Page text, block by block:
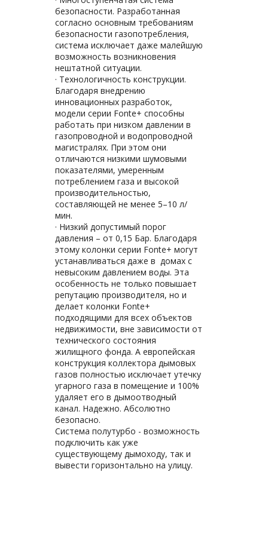
безопасности. Разработанная
согласно основным требованиям
безопасности газопотребления,
система исключает даже малейшую
возможность возникновения
нештатной ситуации.
· Технологичность конструкции.
Благодаря внедрению
инновационных разработок,
модели серии Fonte+ способны
работать при низком давлении в
газопроводной и водопроводной
магистралях. При этом они
отличаются низкими шумовыми
показателями, умеренным
потреблением газа и высокой
производительностью,
составляющей не менее 5–10 л/
мин.
· Низкий допустимый порог
давления – от 0,15 Бар. Благодаря
этому колонки серии Fonte+ могут
устанавливаться даже в домах с
невысоким давлением воды. Эта
особенность не только повышает
репутацию производителя, но и
делает колонки Fonte+
подходящими для всех объектов
недвижимости, вне зависимости от
технического состояния
жилищного фонда. А европейская
конструкция коллектора дымовых
газов полностью исключает утечку
угарного газа в помещение и 100%
удаляет его в дымоотводный
канал. Надежно. Абсолютно
безопасно.
Система полутурбо - возможность
подключить как уже
существующему дымоходу, так и
вывести горизонтально на улицу.